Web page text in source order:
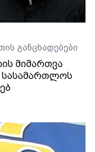
განცხადებები
მიმართვა
სასამართლოს